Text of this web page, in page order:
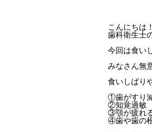
こんにちは！
歯科衛生士
今回は食い
みなさん無
食いしばり
①歯がすり
②知覚過敏
③顎が疲れ
④歯や歯の